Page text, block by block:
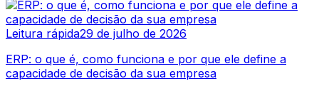
Leitura rápida29 de julho de 2026
ERP: o que é, como funciona e por que ele define a
capacidade de decisão da sua empresa